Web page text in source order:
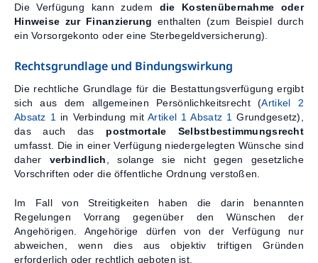
Die Verfügung kann zudem die Kostenübernahme oder
Hinweise zur Finanzierungenthalten (zum Beispiel durch
ein Vorsorgekonto oder eine Sterbegeldversicherung).
Rechtsgrundlage und Bindungswirkung
Die rechtliche Grundlage für die Bestattungsverfügung ergibt
sich aus dem allgemeinen Persönlichkeitsrecht (Artikel 2
Absatz 1
in Verbindung mitArtikel 1 Absatz 1 Grundgesetz),
das auch das postmortale Selbstbestimmungsrecht
umfasst. Die in einer Verfügung niedergelegten Wünsche sind
daher verbindlich
, solange sie nicht gegen gesetzliche
Vorschriften oder die öffentliche Ordnung verstoßen.
Im Fall von Streitigkeiten haben die darin benannten
Regelungen Vorrang gegenüber den Wünschen der
Angehörigen. Angehörige dürfen von der Verfügung nur
abweichen, wenn dies aus objektiv triftigen Gründen
erforderlich oder rechtlich geboten ist.